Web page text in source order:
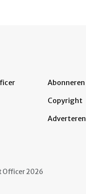
Abonneren
Copyright
Adverteren
Officer 2026